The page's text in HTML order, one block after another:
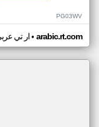
PG03WV
ار تي• arabic.rt.com